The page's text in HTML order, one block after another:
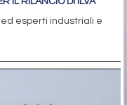
esperti industriali e